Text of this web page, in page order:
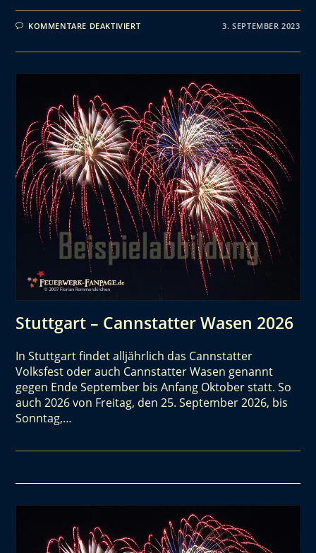
KOMMENTARE DEAKTIVIERT 3. SEPTEMBER 2023
Stuttgart – Cannstatter Wasen 2026
In Stuttgart findet alljährlich das Cannstatter
Volksfest oder auch Cannstatter Wasen genannt
gegen Ende September bis Anfang Oktober statt. So
auch 2026 von Freitag, den 25. September 2026, bis
Sonntag,…